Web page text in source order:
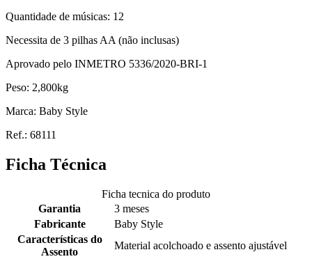
Quantidade de músicas: 12
Necessita de 3 pilhas AA (não inclusas)
Aprovado pelo INMETRO 5336/2020-BRI-1
Peso: 2,800kg
Marca: Baby Style
Ref.: 68111
Ficha Técnica
Ficha tecnica do produto
Garantia
3 meses
Fabricante
Baby Style
Características do
Assento
Material acolchoado e assento ajustável